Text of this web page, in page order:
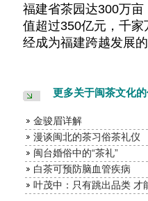
福建省茶园达300万
值超过350亿元，千
经成为福建跨越发展
更多关于闽茶文化
金骏眉详解
漫谈闽北的茶习俗茶礼仪
闽台婚俗中的“茶礼”
白茶可预防脑血管疾病
叶茂中：只有跳出品类 才